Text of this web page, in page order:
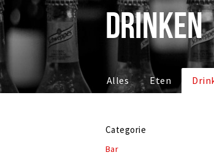
DRINKEN
Alles Eten
Categorie
Bar